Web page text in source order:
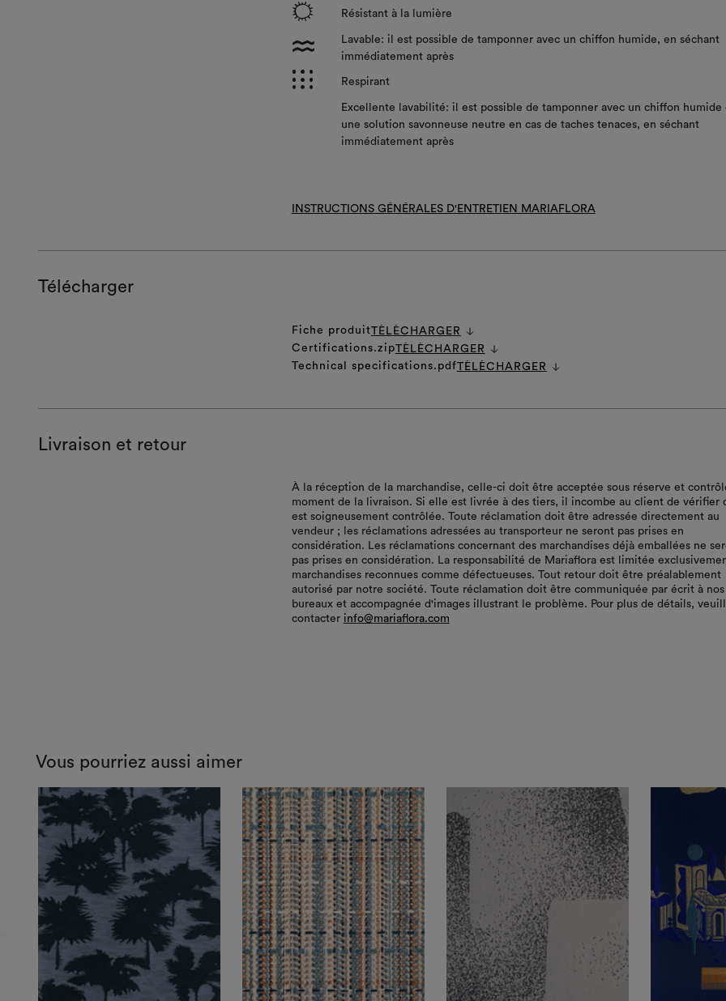
i Résistant à la lumière
l
Lavable: il est possible de tamponner avec un chiffon humide, en séchant
immédiatement après
p Respirant
Excellente lavabilité: il est possible de tamponner avec un chiffon humide
une solution savonneuse neutre en cas de taches tenaces, en séchant
immédiatement après
INSTRUCTIONS GÉNÉRALES D'ENTRETIEN MARIAFLORA
Télécharger
Fiche produitTÈLÈCHARGER
Certifications.zipTÈLÈCHARGER
Technical specifications.pdfTÈLÈCHARGER
Livraison et retour
À la réception de la marchandise, celle-ci doit être acceptée sous réserve et
moment de la livraison. Si elle est livrée à des tiers, il incombe au client de vérifier
est soigneusement contrôlée. Toute réclamation doit être adressée directement au
vendeur ; les réclamations adressées au transporteur ne seront pas prises en
considération. Les réclamations concernant des marchandises déjà emballées ne
pas prises en considération. La responsabilité de Mariaflora est limitée
marchandises reconnues comme défectueuses. Tout retour doit être préalablement
autorisé par notre société. Toute réclamation doit être communiquée par écrit à nos
bureaux et accompagnée d'images illustrant le problème. Pour plus de détails,
contacter info@mariaflora.com
Vous pourriez aussi aimer